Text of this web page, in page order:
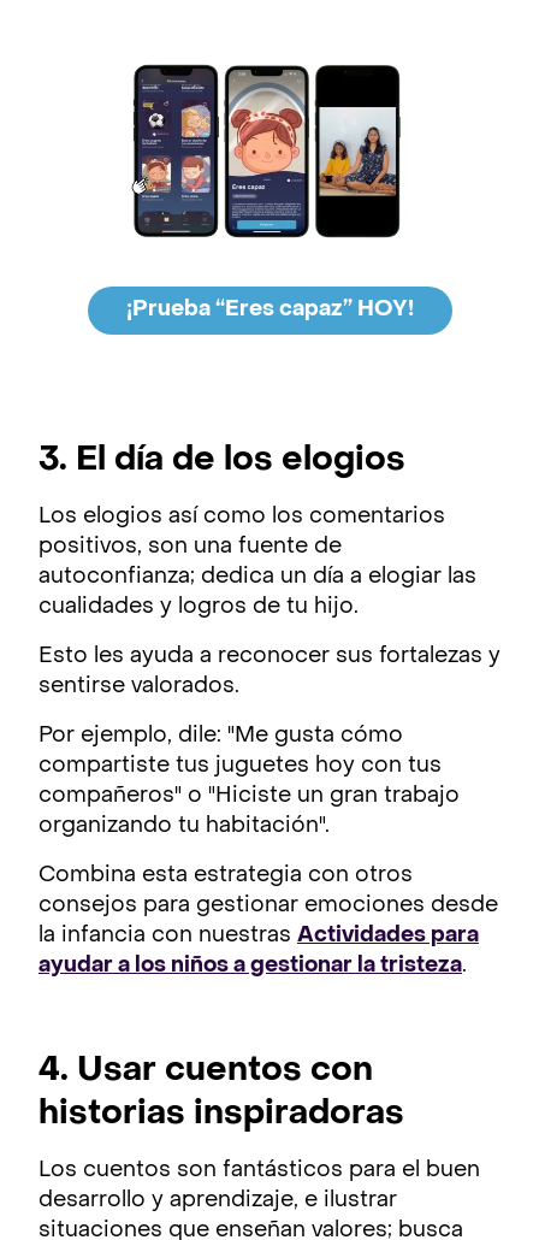
¡Prueba “Eres capaz” HOY!
3. El día de los elogios
Los elogios así como los comentarios
positivos, son una fuente de
autoconfianza; dedica un día a elogiar las
cualidades y logros de tu hijo.
Esto les ayuda a reconocer sus fortalezas y
sentirse valorados.
Por ejemplo, dile: "Me gusta cómo
compartiste tus juguetes hoy con tus
compañeros" o "Hiciste un gran trabajo
organizando tu habitación".
Combina esta estrategia con otros
consejos para gestionar emociones desde
la infancia con nuestras Actividades para
ayudar a los niños a gestionar la tristeza.
4. Usar cuentos con
historias inspiradoras
Los cuentos son fantásticos para el buen
desarrollo y aprendizaje, e ilustrar
situaciones que enseñan valores; busca